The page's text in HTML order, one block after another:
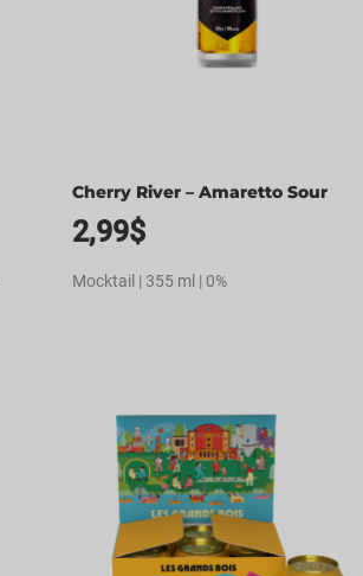
Cherry River – Amaretto Sour
2,99$
Mocktail | 355 ml | 0%